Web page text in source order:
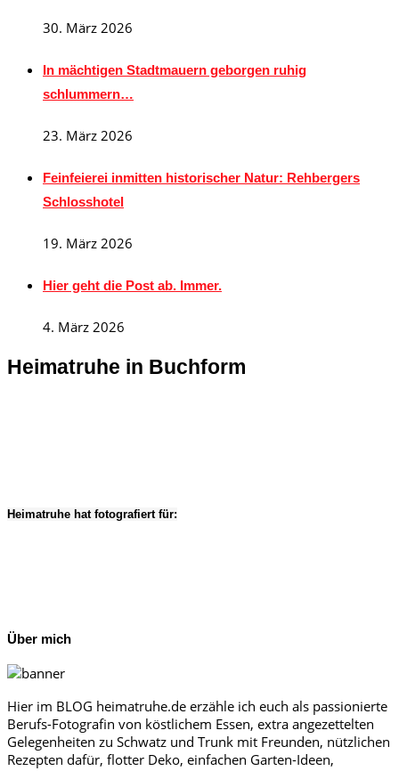
30. März 2026
In mächtigen Stadtmauern geborgen ruhig
schlummern…
23. März 2026
Feinfeierei inmitten historischer Natur: Rehbergers
Schlosshotel
19. März 2026
Hier geht die Post ab. Immer.
4. März 2026
Heimatruhe in Buchform
Heimatruhe hat fotografiert für:
Über mich
Hier im BLOG heimatruhe.de erzähle ich euch als passionierte
Berufs-Fotografin von köstlichem Essen, extra angezettelten
Gelegenheiten zu Schwatz und Trunk mit Freunden, nützlichen
Rezepten dafür, flotter Deko, einfachen Garten-Ideen,